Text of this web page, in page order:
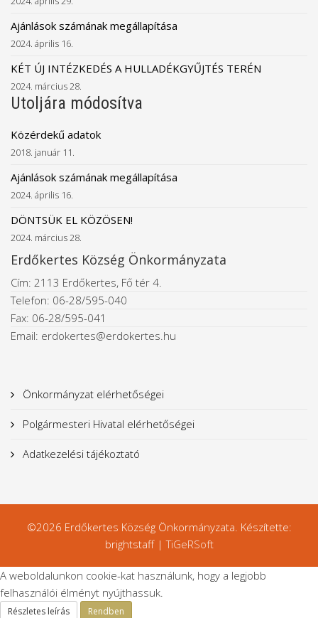
Ajánlások számának megállapítása
2024. április 16.
KÉT ÚJ INTÉZKEDÉS A HULLADÉKGYŰJTÉS TERÉN
2024. március 28.
Utoljára módosítva
Közérdekű adatok
2018. január 11.
Ajánlások számának megállapítása
2024. április 16.
DÖNTSÜK EL KÖZÖSEN!
2024. március 28.
Erdőkertes Község Önkormányzata
Cím: 2113 Erdőkertes, Fő tér 4.
Telefon: 06-28/595-040
Fax: 06-28/595-041
Email: erdokertes@erdokertes.hu
Önkormányzat elérhetőségei
Polgármesteri Hivatal elérhetőségei
Adatkezelési tájékoztató
©2026 Erdőkertes Község Önkormányzata. Készítette:
brightstaff |TiGeRSoft
A weboldalunkon cookie-kat használunk, hogy a legjobb
felhasználói élményt nyújthassuk.
Részletes leírás Rendben